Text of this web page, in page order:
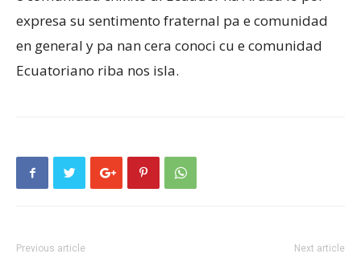
expresa su sentimento fraternal pa e comunidad
en general y pa nan cera conoci cu e comunidad
Ecuatoriano riba nos isla.
Previous article Next article